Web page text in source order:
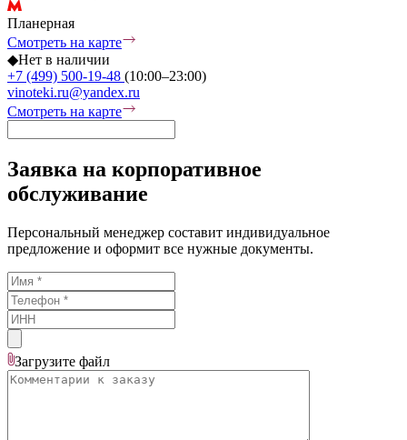
Планерная
Смотреть на карте
◆Нет в наличии
+7 (499) 500-19-48 (10:00–23:00)
vinoteki.ru@yandex.ru
Смотреть на карте
Заявка на корпоративное
обслуживание
Персональный менеджер составит индивидуальное
предложение и оформит все нужные документы.
Загрузите файл